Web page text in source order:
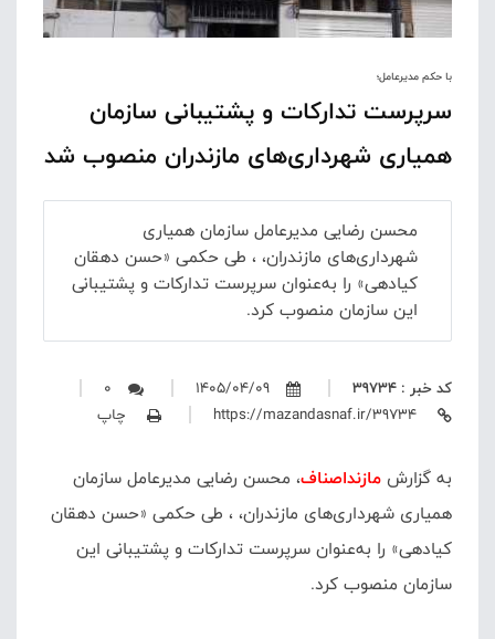
با حکم مدیرعامل؛
سرپرست تدارکات و پشتیبانی سازمان
همیاری شهرداری‌های مازندران منصوب شد
محسن رضایی مدیرعامل سازمان همیاری
شهرداری‌های مازندران، ، طی حکمی «حسن دهقان
کیادهی» را به‌عنوان سرپرست تدارکات و پشتیبانی
این سازمان منصوب کرد.
کد خبر : 39734 1405/04/09
0
چاپ
به گزارش مازنداصناف، محسن رضایی مدیرعامل سازمان
همیاری شهرداری‌های مازندران، ، طی حکمی «حسن دهقان
کیادهی» را به‌عنوان سرپرست تدارکات و پشتیبانی این
سازمان منصوب کرد.